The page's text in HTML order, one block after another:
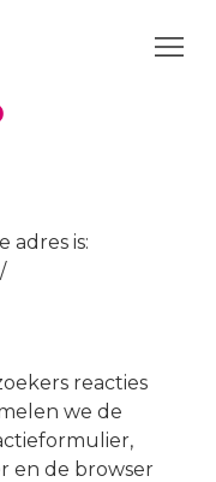
adres is:
reacties
we de
en de browser